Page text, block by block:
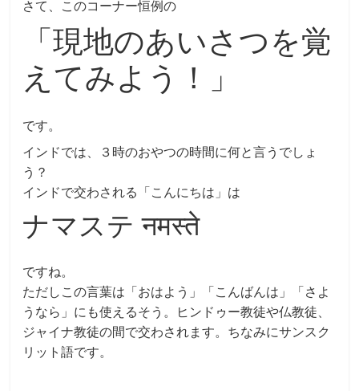
さて、このコーナー恒例の
「現地のあいさつを覚
えてみよう！」
です。
インドでは、３時のおやつの時間に何と言うでしょ
う？
インドで交わされる「こんにちは」は
ナマステ नमस्ते
ですね。
ただしこの言葉は「おはよう」「こんばんは」「さよ
うなら」にも使えるそう。ヒンドゥー教徒や仏教徒、
ジャイナ教徒の間で交わされます。ちなみにサンスク
リット語です。